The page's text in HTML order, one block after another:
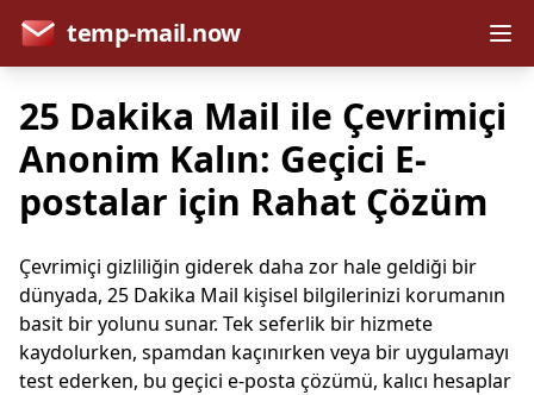
temp-mail.now
25 Dakika Mail ile Çevrimiçi
Anonim Kalın: Geçici E-
postalar için Rahat Çözüm
Çevrimiçi gizliliğin giderek daha zor hale geldiği bir
dünyada, 25 Dakika Mail kişisel bilgilerinizi korumanın
basit bir yolunu sunar. Tek seferlik bir hizmete
kaydolurken, spamdan kaçınırken veya bir uygulamayı
test ederken, bu geçici e-posta çözümü, kalıcı hesaplar